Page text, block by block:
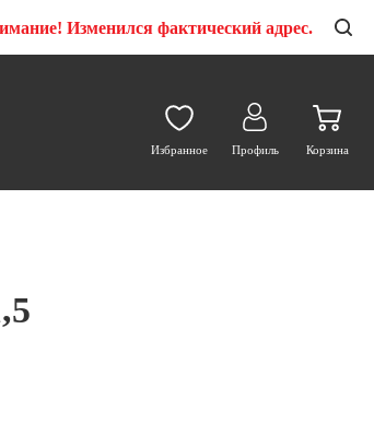
Изменился фактический адрес.
Избранное Профиль Корзина